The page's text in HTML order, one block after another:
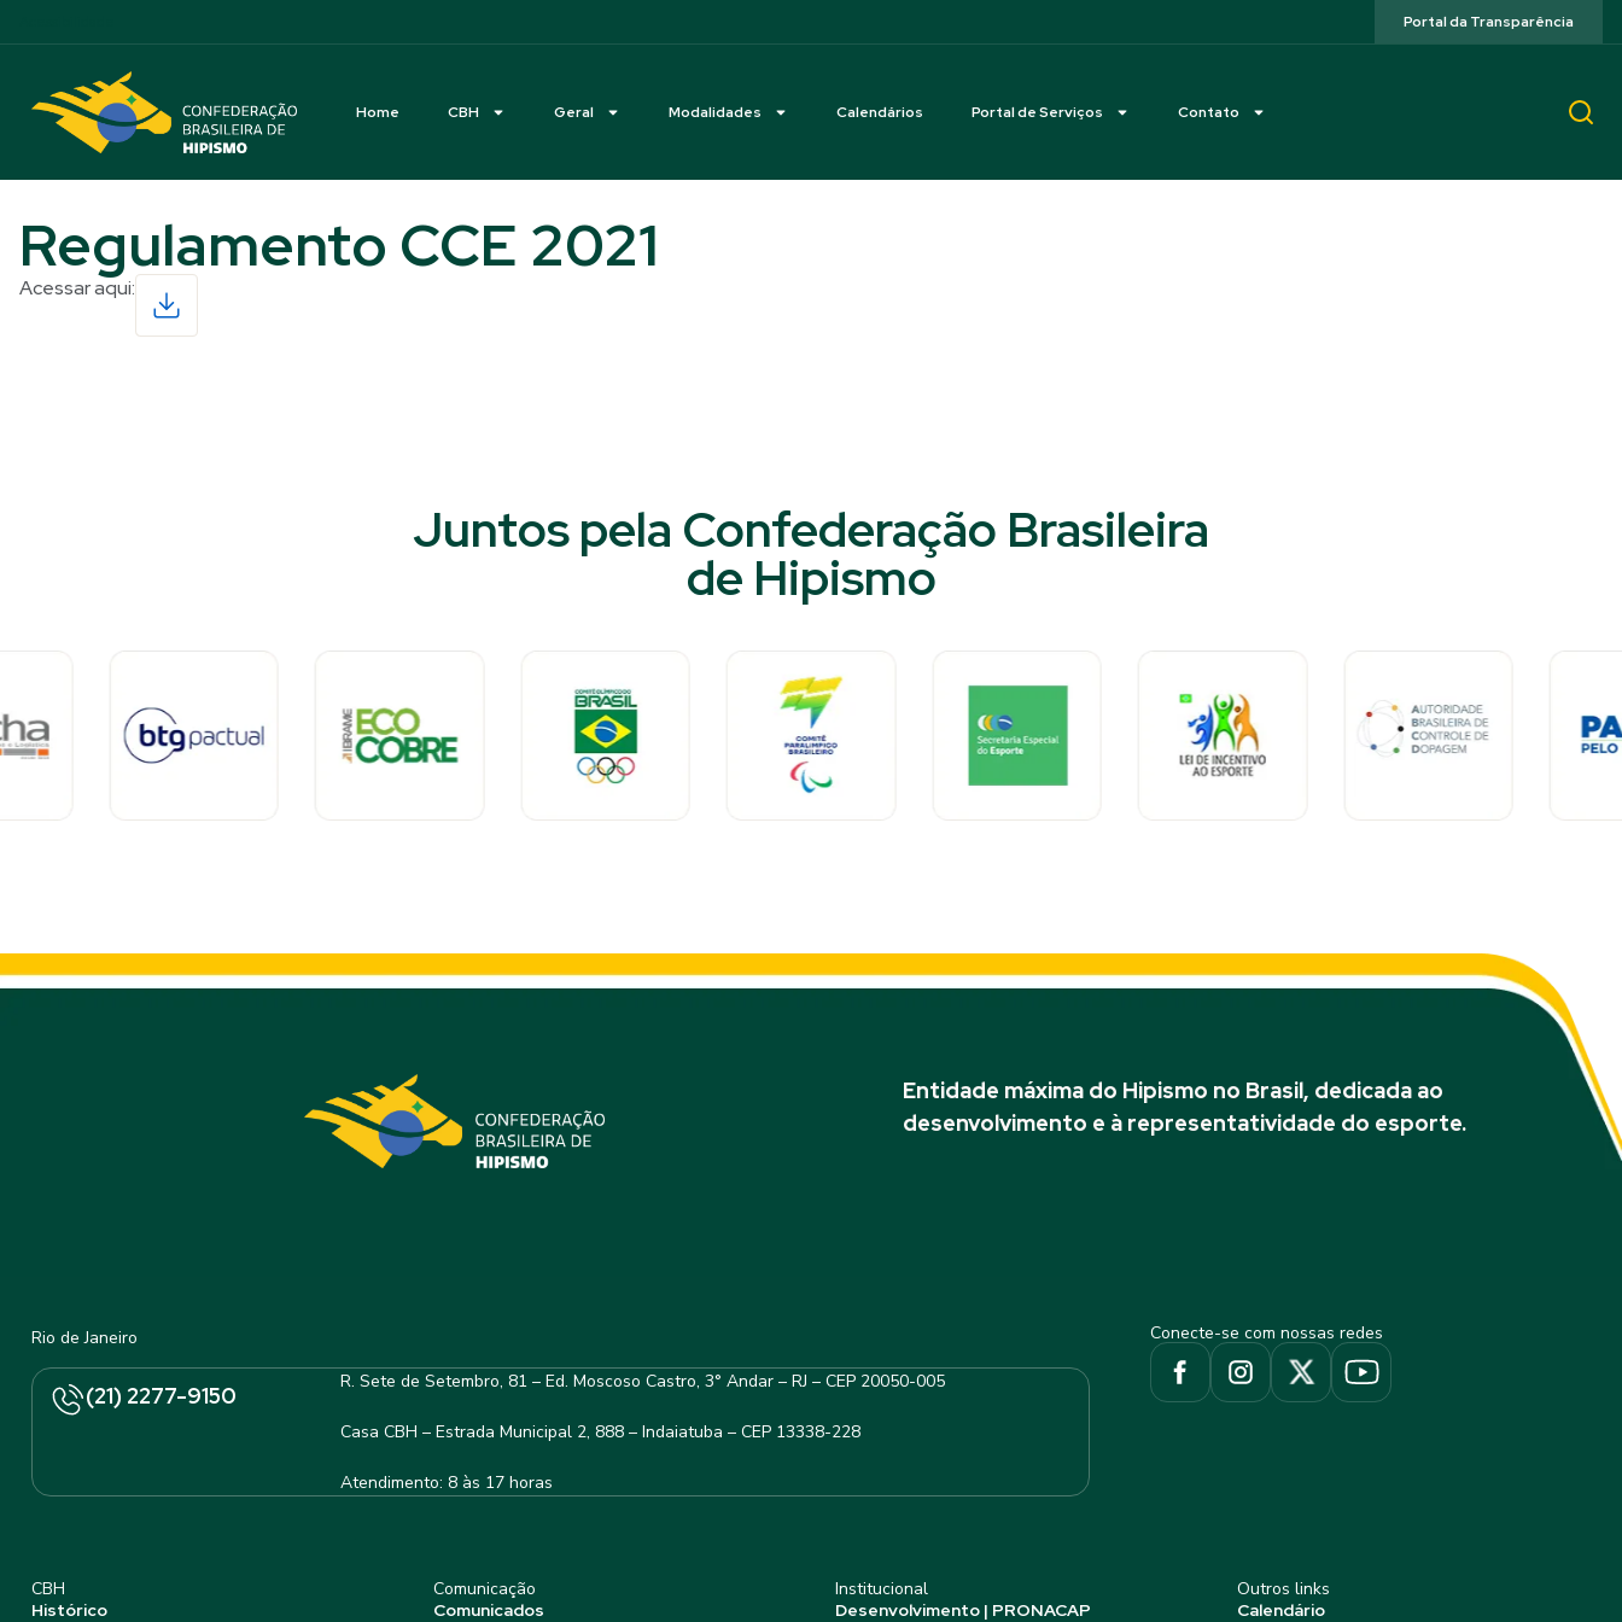
Portal da Transparência
Home CBH Geral Modalidades Calendários Portal de Serviços Contato
Regulamento CCE 2021
Acessar aqui:
Juntos pela Confederação Brasileira
de Hipismo
Entidade máxima do Hipismo no Brasil, dedicada ao
desenvolvimento e à representatividade do esporte.
Rio de Janeiro
(21) 2277-9150
R. Sete de Setembro, 81 – Ed. Moscoso Castro, 3° Andar – RJ – CEP 20050-005
Casa CBH – Estrada Municipal 2, 888 – Indaiatuba – CEP 13338-228
Atendimento: 8 às 17 horas
Conecte-se com nossas redes
CBH
Histórico
Comunicação
Comunicados
Institucional
Desenvolvimento | PRONACAP
Outros links
Calendário